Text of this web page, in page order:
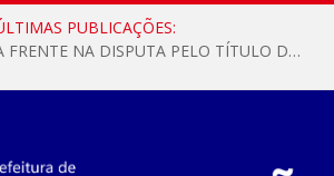
PUBLICAÇÕES:
MARACANÃ SAI NA FRENTE NA DISPUTA PELO TÍTULO DA COPA PARÁ SUB-17!